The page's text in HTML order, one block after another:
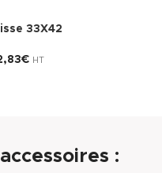
33X42
€ HT
: